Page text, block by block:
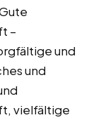
–
und
und
vielfältige